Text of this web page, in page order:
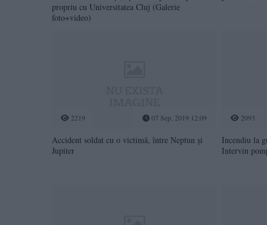
propriu cu Universitatea Cluj (Galerie
foto+video)
2219 07 Sep, 2019 12:09
Accident soldat cu o victimă, între Neptun și
Jupiter
2093
Incendiu la
Intervin